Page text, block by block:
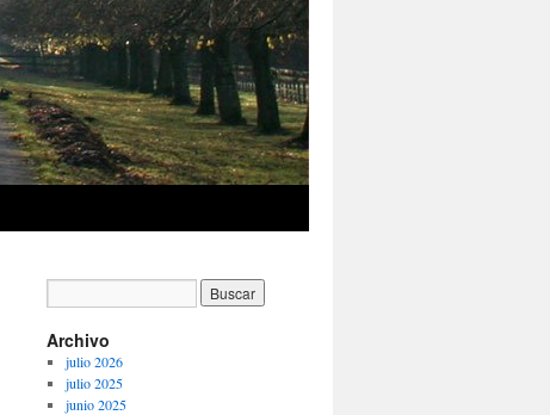
Archivo
julio 2026
julio 2025
junio 2025